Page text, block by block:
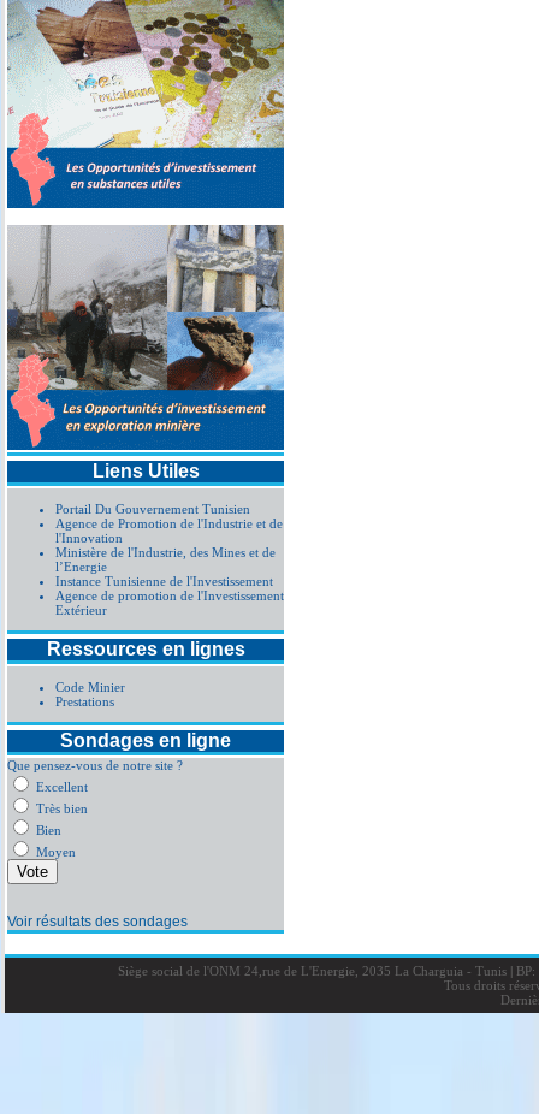
Liens Utiles
Portail Du Gouvernement Tunisien
Agence de Promotion de l'Industrie et de
l'Innovation
Ministère de l'Industrie, des Mines et de
l’Energie
Instance Tunisienne de l'Investissement
Agence de promotion de l'Investissement
Extérieur
Ressources en lignes
Code Minier
Prestations
Sondages en ligne
Que pensez-vous de notre site ?
Excellent
Très bien
Bien
Moyen
Voir résultats des sondages
Siège social de l'ONM 24,rue de L'Energie, 2035 La Charguia - Tunis |BP:
Tous droits